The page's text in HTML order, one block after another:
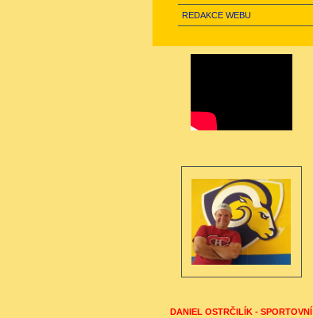
REDAKCE WEBU
DANIEL OSTRČILÍK - SPORTOVNÍ